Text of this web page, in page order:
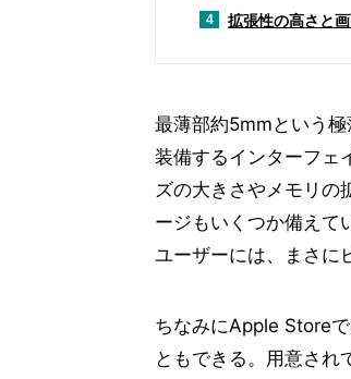
4 拡張性の高さと
最薄部約5mmという極
装備するインターフェ
ズの大きさやメモリの
ージもいくつか備えて
ユーザーには、まさに
ちなみにApple Store
ともできる。用意され